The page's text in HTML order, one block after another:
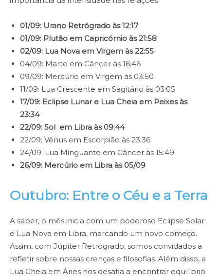
01/09: Urano Retrógrado às 12:17
01/09: Plutão em Capricórnio às 21:58
02/09: Lua Nova em Virgem às 22:55
04/09: Marte em Câncer às 16:46
09/09: Mercúrio em Virgem às 03:50
11/09: Lua Crescente em Sagitário às 03:05
17/09: Eclipse Lunar e Lua Cheia em Peixes às
23:34
22/09: Sol em Libra às 09:44
22/09: Vênus em Escorpião às 23:36
24/09: Lua Minguante em Câncer às 15:49
26/09: Mercúrio em Libra às 05/09
Outubro: Entre o Céu e a Terra
A saber, o mês inicia com um poderoso Eclipse Solar
e Lua Nova em Libra, marcando um novo começo.
Assim, com Júpiter Retrógrado, somos convidados a
refletir sobre nossas crenças e filosofias. Além disso, a
Lua Cheia em Áries nos desafia a encontrar equilíbrio